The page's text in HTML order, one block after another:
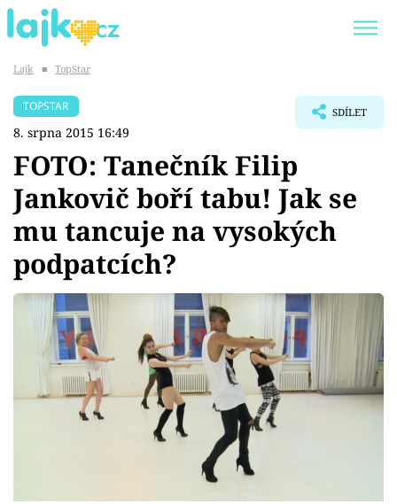
SHOPAHOLICADEL
Témata
Showbyznys
Youtubeři
Virály
Sex a vztahy
Lajk ■ TopStar
TOPSTAR
8. srpna 2015 16:49
SDÍLET
FOTO: Tanečník Filip
Jankovič boří tabu! Jak se
mu tancuje na vysokých
podpatcích?